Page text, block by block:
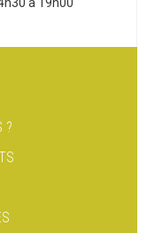
?